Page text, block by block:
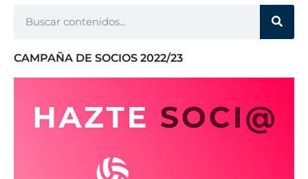
CAMPAÑA DE SOCIOS 2022/23